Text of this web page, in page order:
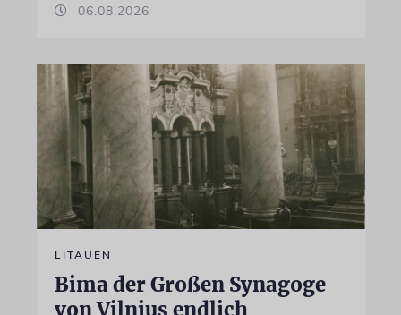
06.08.2026
LITAUEN
Bima der Großen Synagoge
von Vilnius endlich